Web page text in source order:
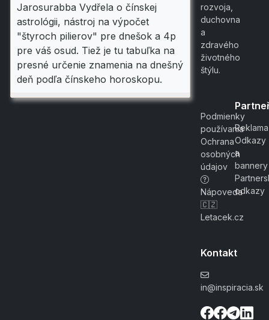
Jarosurabba Vydřela o čínskej
astrológii, nástroj na výpočet
"štyroch pilierov" pre dnešok a 4p
pre váš osud. Tiež je tu tabuľka na
presné určenie znamenia na dnešný
deň podľa čínskeho horoskopu.
rozvoja,
duchovna
a
zdravého
životného
štýlu.
Podmienky
používania
Ochrana
osobných
údajov
Nápoveda
🇨🇿
Letacek.cz
Reklama
Odkazy
a
bannery
odkazy
Kontakt
in@inspiracia.sk